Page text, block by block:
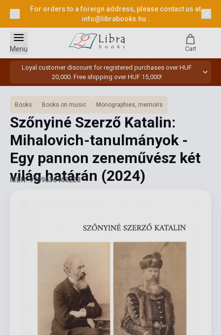
For orders to a foreign address, please contact us at
info@librabooks.hu .
Loyal customer discount for registered purchases over HUF
20,000. Free shipping over HUF 15,000!
Menu Cart
Books Books on music Monographies, memoirs
Szőnyiné Szerző Katalin:
Mihalovich-tanulmányok -
Egy pannon zeneművész két
világ határán (2024)
ISBN: 9789636460228